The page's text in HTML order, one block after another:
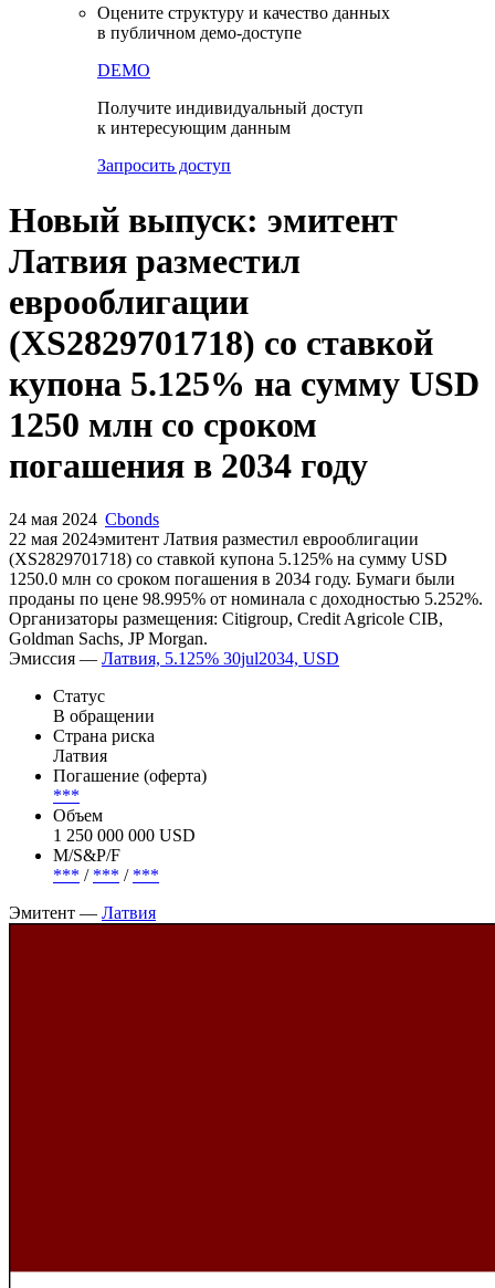
Готовые модули интеграции
Документация
в публичном демо-доступе
к интересующим данным
Запросить доступ
Новый выпуск: эмитент
Латвия разместил
еврооблигации
(XS2829701718) со ставкой
купона 5.125% на сумму USD
погашения в 2034 году
24 мая 2024 Cbonds
22 мая 2024эмитент Латвия разместил еврооблигации
(XS2829701718) cо ставкой купона 5.125% на сумму USD
1250.0 млн со сроком погашения в 2034 году. Бумаги были
Организаторы размещения: Citigroup, Credit Agricole CIB,
Goldman Sachs, JP Morgan.
Эмиссия —Латвия, 5.125% 30jul2034, USD
Статус
В обращении
Страна риска
Латвия
Погашение (оферта)
***
1 250 000 000 USD
М/S&P/F